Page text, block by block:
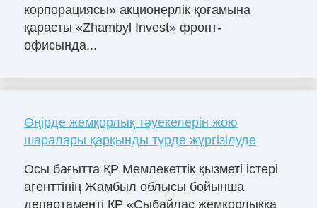
корпорациясы» акционерлік қоғамына
қарасты «Zhambyl Invest» фронт-
офисында...
Өңірде жемқорлық тәуекелерін жою
шаралары қарқынды түрде жүргізілуде
Осы бағытта ҚР Мемлекеттік қызметі істері
агенттінің Жамбыл облысы бойынша
департаменті ҚР «Сыбайлас жемқорлыққа